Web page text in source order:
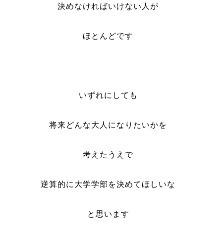
決めなければいけない人が
ほとんどです
いずれにしても
将来どんな大人になりたいかを
考えたうえで
逆算的に大学学部を決めてほしいな
と思います